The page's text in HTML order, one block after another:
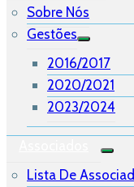
Sobre Nós
Gestões
2016/2017
2020/2021
2023/2024
Lista De